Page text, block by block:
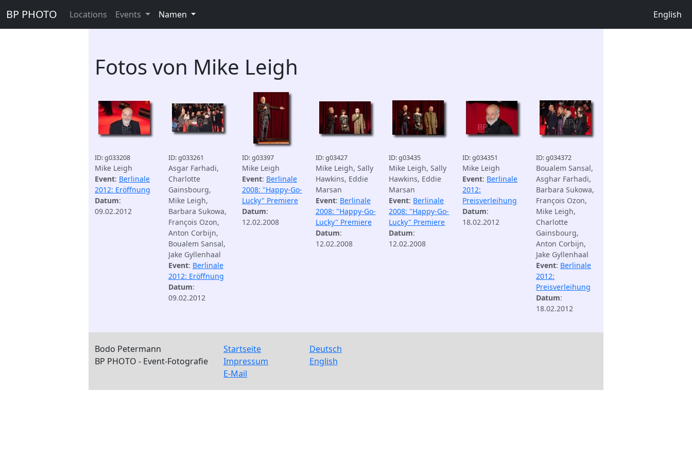
BP PHOTO Locations Events Namen English
Fotos von Mike Leigh
ID: g033208
Mike Leigh
Event: Berlinale
2012: Eröffnung
Datum:
09.02.2012
ID: g033261
Asgar Farhadi,
Charlotte
Gainsbourg,
Mike Leigh,
Barbara Sukowa,
François Ozon,
Anton Corbijn,
Boualem Sansal,
Jake Gyllenhaal
Event: Berlinale
2012: Eröffnung
Datum:
09.02.2012
ID: g03397
Mike Leigh
Event: Berlinale
2008: "Happy-Go-
Lucky" Premiere
Datum:
12.02.2008
ID: g03427
Mike Leigh, Sally
Hawkins, Eddie
Marsan
Event: Berlinale
2008: "Happy-Go-
Lucky" Premiere
Datum:
12.02.2008
ID: g03435
Mike Leigh, Sally
Hawkins, Eddie
Marsan
Event: Berlinale
2008: "Happy-Go-
Lucky" Premiere
Datum:
12.02.2008
ID: g034351
Mike Leigh
Event: Berlinale
2012:
Preisverleihung
Datum:
18.02.2012
ID: g034372
Boualem Sansal,
Asghar Farhadi,
Barbara Sukowa,
François Ozon,
Mike Leigh,
Charlotte
Gainsbourg,
Anton Corbijn,
Jake Gyllenhaal
Event: Berlinale
2012:
Preisverleihung
Datum:
18.02.2012
Bodo Petermann
BP PHOTO - Event-Fotografie
Startseite
Impressum
E-Mail
Deutsch
English